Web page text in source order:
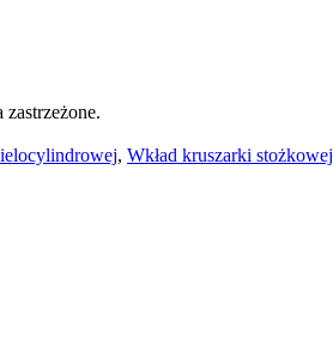
, Wkład kruszarki stożkowej